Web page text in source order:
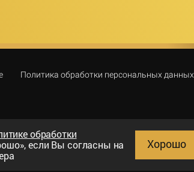
Политика обработки персональных данных
Поиск
обработки
если Вы согласны на
Хорошо